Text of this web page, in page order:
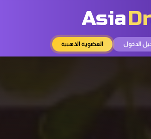
Asia
الدخول العضوية الذهبية